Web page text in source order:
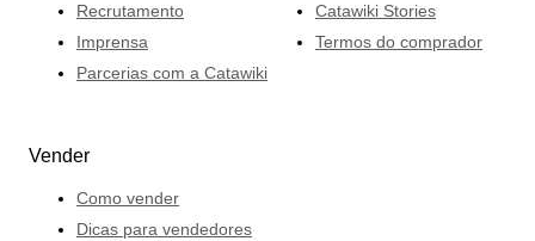
Recrutamento
Imprensa
Parcerias com a Catawiki
Catawiki Stories
Termos do comprador
Vender
Como vender
Dicas para vendedores